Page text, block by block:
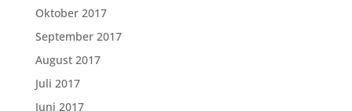
Oktober 2017
September 2017
August 2017
Juli 2017
Juni 2017